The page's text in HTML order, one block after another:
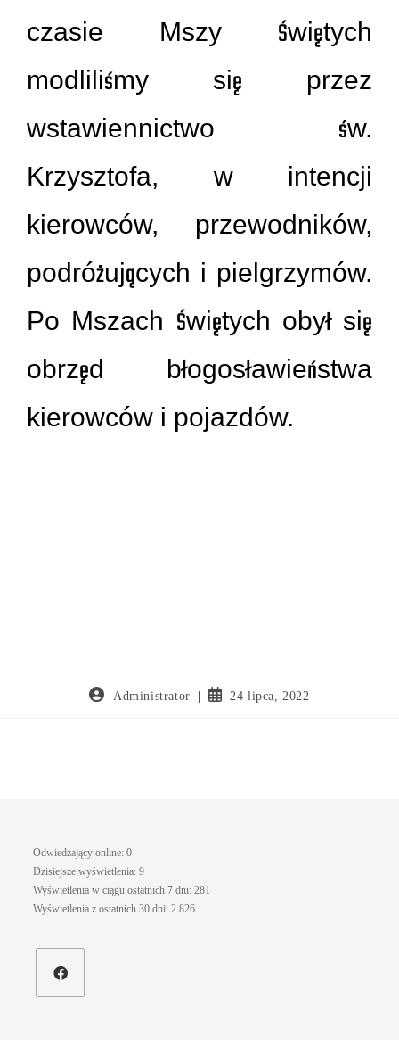
czasie Mszy Świętych
modliliśmy się przez
wstawiennictwo św.
Krzysztofa, w intencji
kierowców, przewodników,
podróżujących i pielgrzymów.
Po Mszach Świętych obył się
obrzęd błogosławieństwa
kierowców i pojazdów.
Administrator 24 lipca, 2022
Odwiedzający online:0
Dzisiejsze wyświetlenia:9
Wyświetlenia w ciągu ostatnich 7 dni:281
Wyświetlenia z ostatnich 30 dni:2 826